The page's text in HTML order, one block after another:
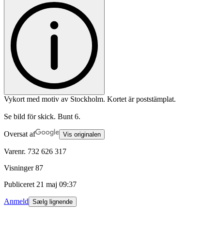
Vykort med motiv av Stockholm. Kortet är poststämplat.
Se bild för skick. Bunt 6.
Oversat af Vis originalen
Varenr. 732 626 317
Visninger 87
Publiceret 21 maj 09:37
Anmeld Sælg lignende